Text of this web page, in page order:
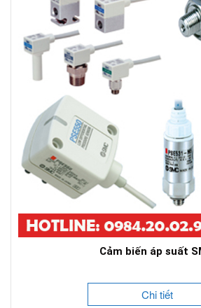
Cảm biến áp suất
Chi tiết